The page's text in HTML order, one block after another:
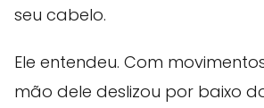
seu cabelo.
Ele entendeu. Com
mão dele deslizou por baixo